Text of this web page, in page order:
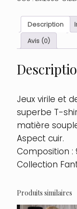
noir
Taille
XL,
:
Noir
Description
Avis (0)
Jeux virile et
superbe T-
matière
Aspect cuir.
Composition :
Collection
Produits similaires